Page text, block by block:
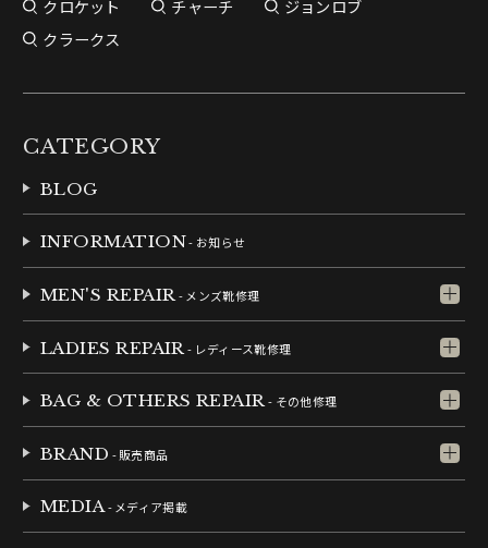
クロケット
チャーチ
ジョンロブ
クラークス
CATEGORY
BLOG
INFORMATION- お知らせ
MEN'S REPAIR- メンズ靴修理
LADIES REPAIR - レディース靴修理
BAG & OTHERS REPAIR- その他修理
BRAND - 販売商品
MEDIA- メディア掲載